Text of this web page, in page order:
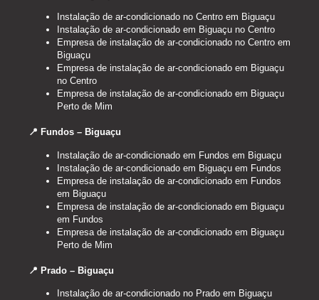
Instalação de ar-condicionado no Centro em Biguaçu
Instalação de ar-condicionado em Biguaçu no Centro
Empresa de instalação de ar-condicionado no Centro em
Biguaçu
Empresa de instalação de ar-condicionado em Biguaçu
no Centro
Empresa de instalação de ar-condicionado em Biguaçu
Perto de Mim
📍 Fundos – Biguaçu
Instalação de ar-condicionado em Fundos em Biguaçu
Instalação de ar-condicionado em Biguaçu em Fundos
Empresa de instalação de ar-condicionado em Fundos
em Biguaçu
Empresa de instalação de ar-condicionado em Biguaçu
em Fundos
Empresa de instalação de ar-condicionado em Biguaçu
Perto de Mim
📍 Prado – Biguaçu
Instalação de ar-condicionado no Prado em Biguaçu